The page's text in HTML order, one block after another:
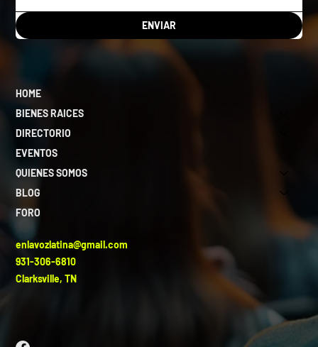
ENVIAR
HOME
BIENES RAICES
DIRECTORIO
EVENTOS
QUIENES SOMOS
BLOG
FORO
enlavozlatina@gmail.com
931-306-6810
Clarksville, TN